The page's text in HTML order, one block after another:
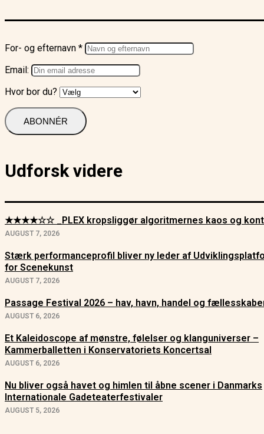
For- og efternavn *
Email:
Hvor bor du?
Udforsk videre
★★★★☆☆ _PLEX kropsliggør algoritmernes kaos og
AUGUST 7, 2026
Stærk performanceprofil bliver ny leder af
for Scenekunst
AUGUST 7, 2026
Passage Festival 2026 – hav, havn, handel og
AUGUST 6, 2026
Et Kaleidoscope af mønstre, følelser og klanguniverser –
Kammerballetten i Konservatoriets Koncertsal
AUGUST 6, 2026
Nu bliver også havet og himlen til åbne scener i Danmarks
Internationale Gadeteaterfestivaler
AUGUST 5, 2026